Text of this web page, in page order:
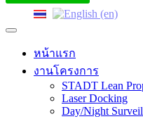
หน้าแรก
งานโครงการ
STADT Lean
Laser Docking
Day/Night